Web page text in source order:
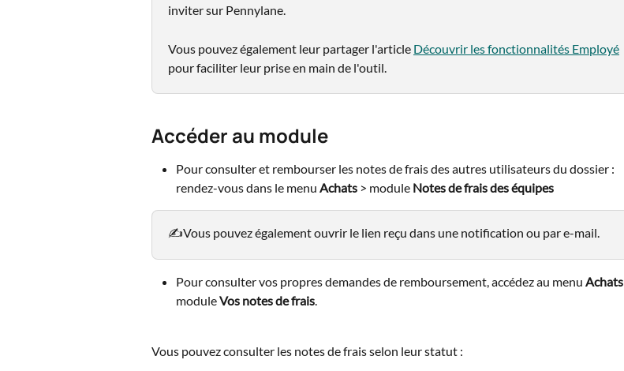
inviter sur Pennylane.
Vous pouvez également leur partager l'article Découvrir les fonctionnalités Employé
pour faciliter leur prise en main de l'outil.
Accéder au module
Pour consulter et rembourser les notes de frais des autres utilisateurs du dossier :
rendez-vous dans le menu Achats > module Notes de frais des équipes
✍️Vous pouvez également ouvrir le lien reçu dans une notification ou par e-mail.
Pour consulter vos propres demandes de remboursement, accédez au menu Achats
module Vos notes de frais.
Vous pouvez consulter les notes de frais selon leur statut :